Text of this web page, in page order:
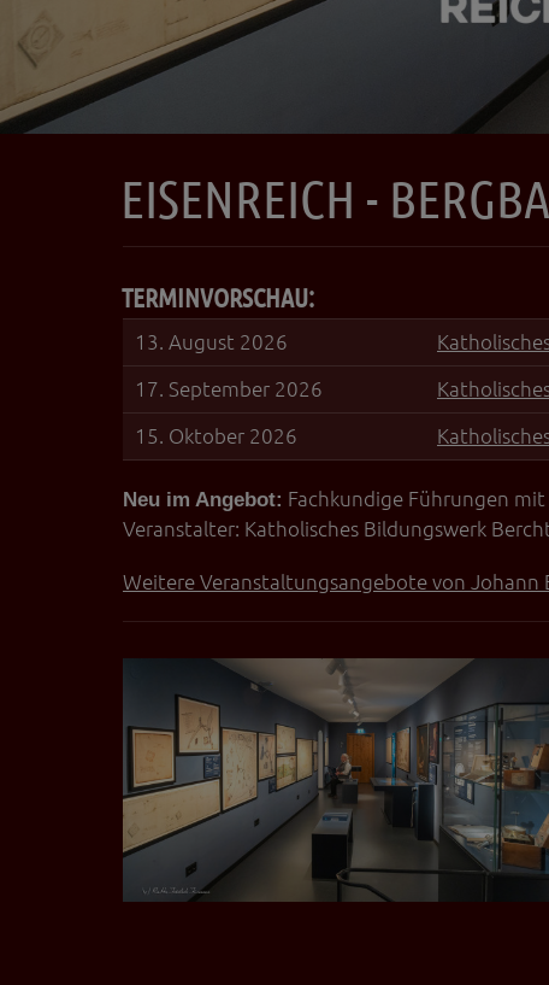
EISENREICH -
TERMINVORSCHAU:
13. August 2026
17. September 2026
15. Oktober 2026
Neu im Angebot: Fachkundige Führungen
Veranstalter: Katholisches Bildungswerk
Weitere Veranstaltungsangebote von Johann